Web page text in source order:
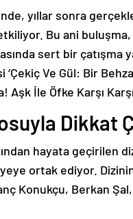
yıllar sonra
Bu ani
sert bir çatışma
Dikkat
hayata geçirilen
ortak ediyor.
Konukçu, Berkan